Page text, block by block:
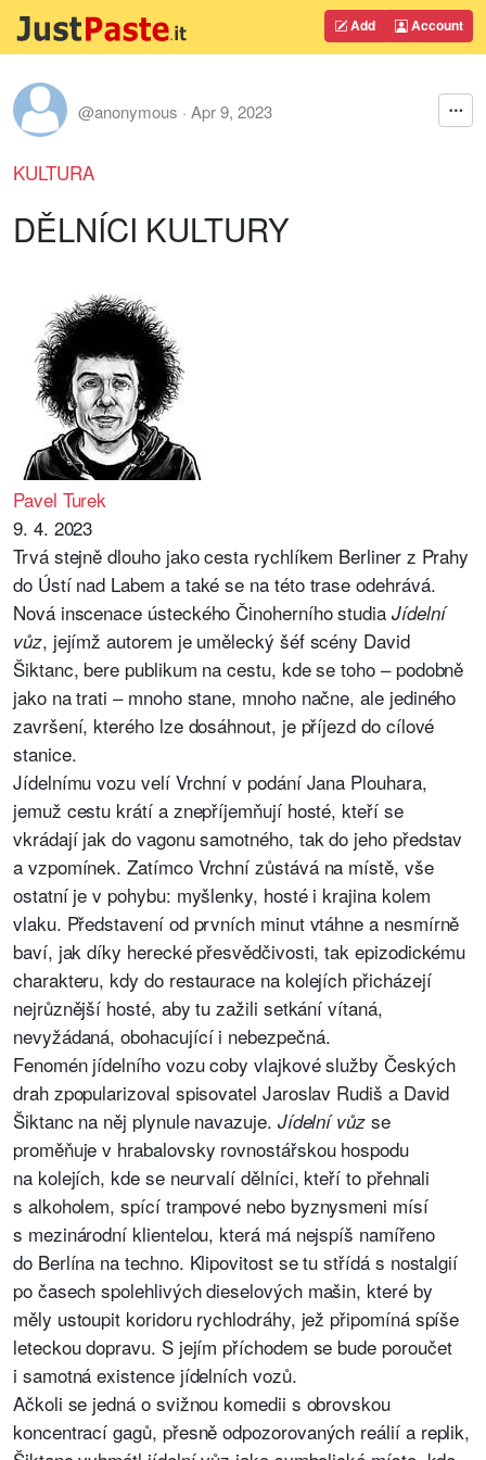
Add Account
@anonymous · Apr 9, 2023
KULTURA
DĚLNÍCI KULTURY
Pavel Turek
9. 4. 2023
Trvá stejně dlouho jako cesta rychlíkem Berliner z Prahy
do Ústí nad Labem a také se na této trase odehrává.
Nová inscenace ústeckého Činoherního studia Jídelní
vůz, jejímž autorem je umělecký šéf scény David
Šiktanc, bere publikum na cestu, kde se toho – podobně
jako na trati – mnoho stane, mnoho načne, ale jediného
završení, kterého lze dosáhnout, je příjezd do cílové
stanice.
Jídelnímu vozu velí Vrchní v podání Jana Plouhara,
jemuž cestu krátí a znepříjemňují hosté, kteří se
vkrádají jak do vagonu samotného, tak do jeho představ
a vzpomínek. Zatímco Vrchní zůstává na místě, vše
ostatní je v pohybu: myšlenky, hosté i krajina kolem
vlaku. Představení od prvních minut vtáhne a nesmírně
baví, jak díky herecké přesvědčivosti, tak epizodickému
charakteru, kdy do restaurace na kolejích přicházejí
nejrůznější hosté, aby tu zažili setkání vítaná,
nevyžádaná, obohacující i nebezpečná.
Fenomén jídelního vozu coby vlajkové služby Českých
drah zpopularizoval spisovatel Jaroslav Rudiš a David
Šiktanc na něj plynule navazuje. Jídelní vůz se
proměňuje v hrabalovsky rovnostářskou hospodu
na kolejích, kde se neurvalí dělníci, kteří to přehnali
s alkoholem, spící trampové nebo byznysmeni mísí
s mezinárodní klientelou, která má nejspíš namířeno
do Berlína na techno. Klipovitost se tu střídá s nostalgií
po časech spolehlivých dieselových mašin, které by
měly ustoupit koridoru rychlodráhy, jež připomíná spíše
leteckou dopravu. S jejím příchodem se bude poroučet
i samotná existence jídelních vozů.
Ačkoli se jedná o svižnou komedii s obrovskou
koncentrací gagů, přesně odpozorovaných reálií a replik,